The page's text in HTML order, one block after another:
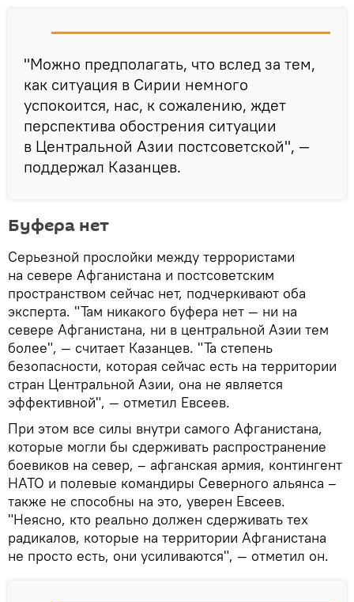
"Можно предполагать, что вслед за тем,
как ситуация в Сирии немного
успокоится, нас, к сожалению, ждет
перспектива обострения ситуации
в Центральной Азии постсоветской", —
поддержал Казанцев.
Буфера нет
Серьезной прослойки между террористами
на севере Афганистана и постсоветским
пространством сейчас нет, подчеркивают оба
эксперта. "Там никакого буфера нет — ни на
севере Афганистана, ни в центральной Азии тем
более", — считает Казанцев. "Та степень
безопасности, которая сейчас есть на территории
стран Центральной Азии, она не является
эффективной", — отметил Евсеев.
При этом все силы внутри самого Афганистана,
которые могли бы сдерживать распространение
боевиков на север, – афганская армия, контингент
НАТО и полевые командиры Северного альянса –
также не способны на это, уверен Евсеев.
"Неясно, кто реально должен сдерживать тех
радикалов, которые на территории Афганистана
не просто есть, они усиливаются", — отметил он.